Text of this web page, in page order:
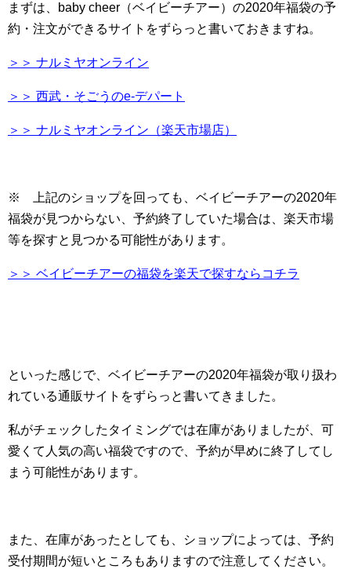
まずは、baby cheer（ベイビーチアー）の2020年福袋の予
約・注文ができるサイトをずらっと書いておきますね。
＞＞ ナルミヤオンライン
＞＞ 西武・そごうのe-デパート
＞＞ ナルミヤオンライン（楽天市場店）
※ 上記のショップを回っても、ベイビーチアーの2020年
福袋が見つからない、予約終了していた場合は、楽天市場
等を探すと見つかる可能性があります。
＞＞ ベイビーチアーの福袋を楽天で探すならコチラ
といった感じで、ベイビーチアーの2020年福袋が取り扱わ
れている通販サイトをずらっと書いてきました。
私がチェックしたタイミングでは在庫がありましたが、可
愛くて人気の高い福袋ですので、予約が早めに終了してし
まう可能性があります。
また、在庫があったとしても、ショップによっては、予約
受付期間が短いところもありますので注意してください。